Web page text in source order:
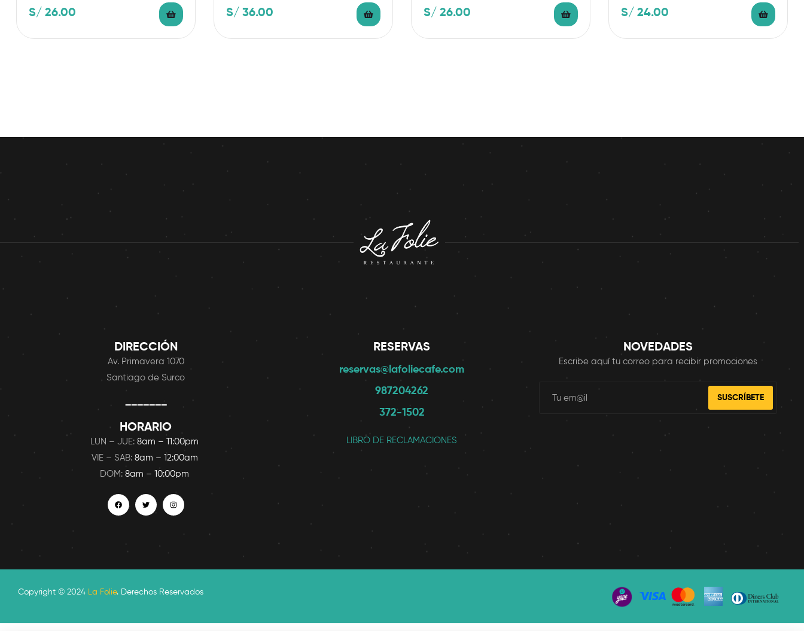
S/ 26.00 S/ 36.00 S/ 26.00 S/ 24.00
DIRECCIÓN
Av. Primavera 1070
Santiago de Surco
HORARIO
LUN – JUE:8am – 11:00pm
VIE – SAB: 8am – 12:00am
DOM:8am – 10:00pm
RESERVAS
reservas@lafoliecafe.com
987204262
372-1502
LIBRO DE RECLAMACIONES
NOVEDADES
Escribe aquí tu correo para recibir promociones
SUSCRÍBETE
Copyright © 2024 La Folie. Derechos Reservados